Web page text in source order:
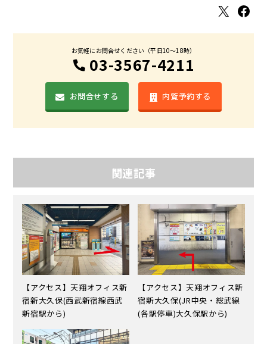
X Facebook
お気軽にお問合せください（平日10〜18時）
03-3567-4211
お問合せする 内覧予約する
関連記事
【アクセス】天翔オフィス新
宿新大久保(西武新宿線西武
新宿駅から)
【アクセス】天翔オフィス新
宿新大久保(JR中央・総武線
(各駅停車)大久保駅から)